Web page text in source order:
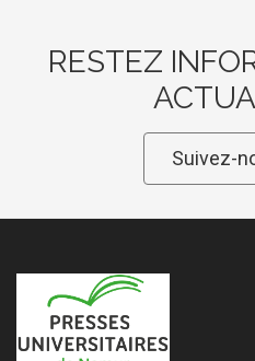
RESTEZ
Suivez-